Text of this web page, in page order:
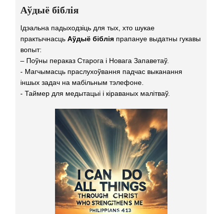
Аўдыё біблія
Ідэальна падыходзіць для тых, хто шукае
практычнасцьАўдыё біблія прапануе выдатны гукавы
вопыт:
– Поўны пераказ Старога і Новага Запаветаў.
- Магчымасць праслухоўвання падчас выканання
іншых задач на мабільным тэлефоне.
- Таймер для медытацыі і кіраваных малітваў.